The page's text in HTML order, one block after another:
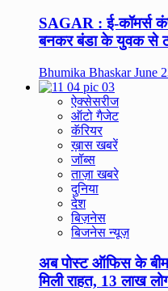
SAGAR : ई-कॉमर्स
बनकर बंडा के युवक से
Bhumika BhaskarJune
ऐक्सेसरीज
ऑटो गैजेट
कॅरियर
ख़ास खबरें
जॉब्स
ताज़ा खबरे
दुनिया
देश
बिज़नेस
बिजनेस न्यूज़
अब पोस्ट ऑफिस के
मिली राहत, 13 लाख